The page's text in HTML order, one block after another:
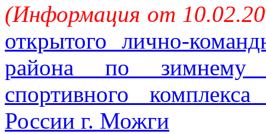
(Информация от
открытого лично-
района по зимнему
спортивного
России г. Можги